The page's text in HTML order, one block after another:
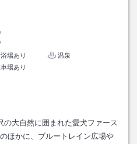
場あり
温泉
場あり
大自然に囲まれた愛犬ファース
ほかに、ブルートレイン広場や